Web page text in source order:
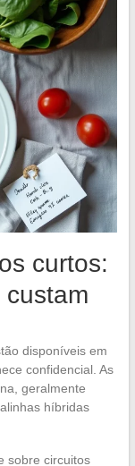
curtos:
disponíveis em
confidencial. As
geralmente
híbridas
sobre circuitos